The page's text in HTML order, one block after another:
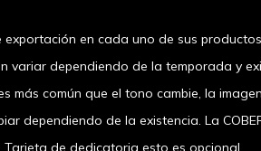
exportación en cada uno de sus
variar dependiendo de la temporada y
más común que el tono cambie, la
dependiendo de la existencia. La
de dedicatoria esto es opcional.